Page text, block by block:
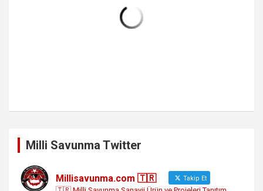
Milli Savunma Twitter
Millisavunma.com 🇹🇷 Takip Et